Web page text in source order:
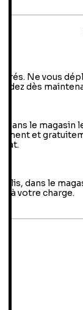
Ne vous
dès
dans le magasin
et
dans le
à votre charge.